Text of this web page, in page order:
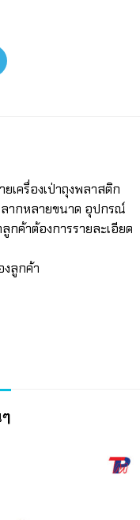
เครื่องเป่าถุงพลาสติก
ากหลายขนาด อุปกรณ์
กค้าต้องการรายละเอียด
งลูกค้า